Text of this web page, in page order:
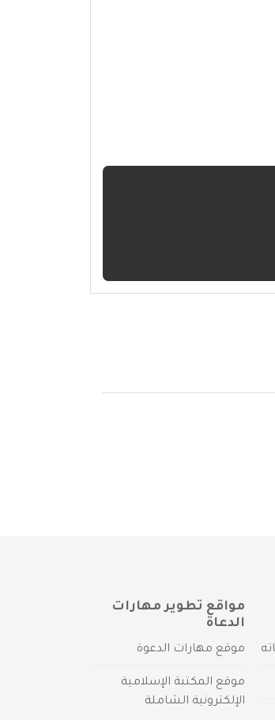
مواقع تطوير مهارات
الدعاة
موقع مهارات الدعوة
موقع المكتبة الإسلامية
الإلكترونية الشاملة